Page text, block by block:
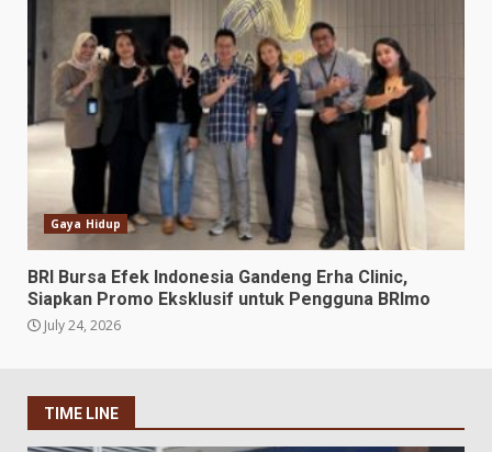
Gaya Hidup
BRI Bursa Efek Indonesia Gandeng Erha Clinic,
Siapkan Promo Eksklusif untuk Pengguna BRImo
July 24, 2026
TIME LINE